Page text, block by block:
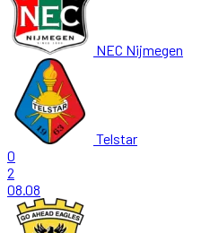
NEC Nijmegen
Telstar
0
2
08.08